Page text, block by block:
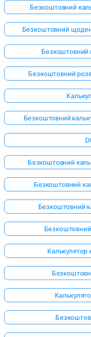
Увійдіть
Безкоштовний
Безкоштовний
Безкоштовний
Безкоштовний
Безкоштовний
Безкоштовний
Безкоштовний
Безкоштовний
Калькулятор